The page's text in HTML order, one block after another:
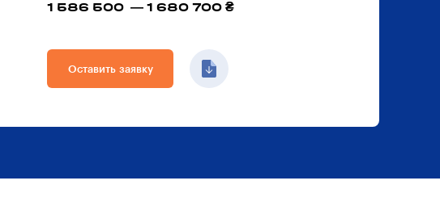
1 586 500 — 1 680 700 ₴
Оставить заявку